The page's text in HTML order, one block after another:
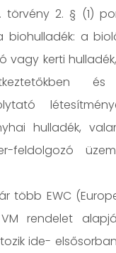
törvény 2. § (1)
a
vagy kerti
és
hulladék,
feldolgozó
több EWC
rendelet
ide- elsősorban